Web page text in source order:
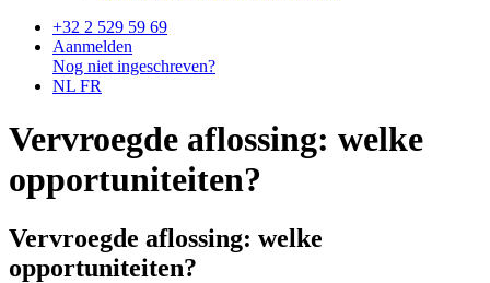
+32 2 529 59 69
Aanmelden
Nog niet ingeschreven?
NL FR
Vervroegde aflossing: welke
opportuniteiten?
Vervroegde aflossing: welke
opportuniteiten?